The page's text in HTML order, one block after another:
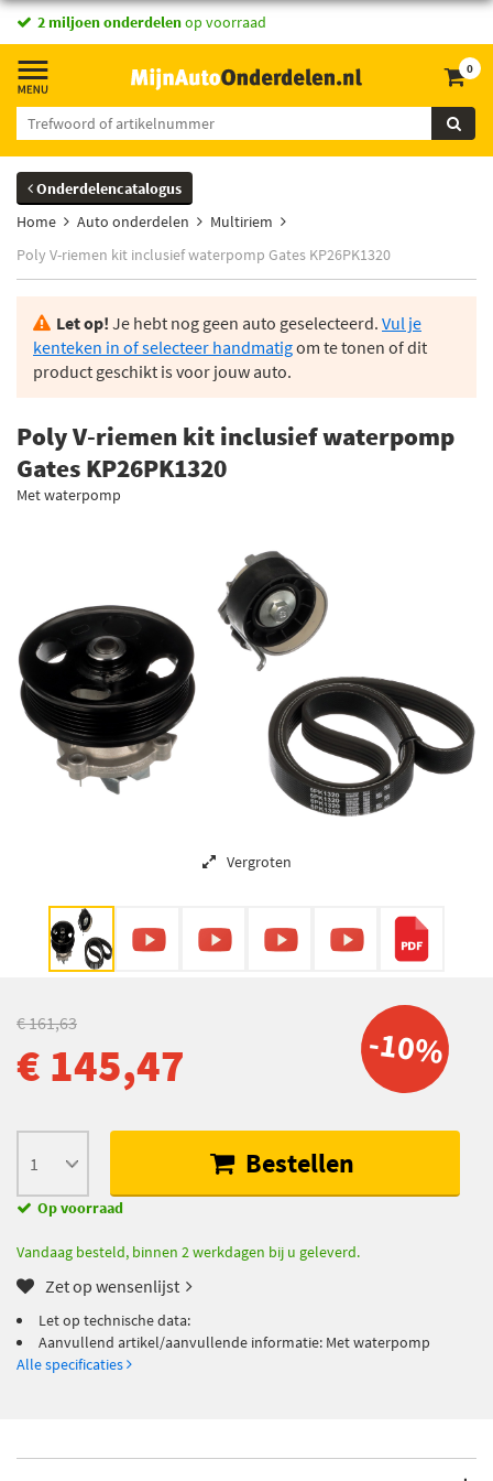
2 miljoen onderdelenop voorraad
0
Onderdelencatalogus
Home
Auto onderdelen
Multiriem
Poly V-riemen kit inclusief waterpomp Gates KP26PK1320
Let op! Je hebt nog geen auto geselecteerd. Vul je
kenteken in of selecteer handmatigom te tonen of dit
product geschikt is voor jouw auto.
Poly V-riemen kit inclusief waterpomp
Gates KP26PK1320
Met waterpomp
Vergroten
-10%
€ 161,63
€ 145,47
Bestellen
Op voorraad
Vandaag besteld, binnen 2 werkdagen bij u geleverd.
Zet op wensenlijst
Let op technische data:
Aanvullend artikel/aanvullende informatie: Met waterpomp
Alle specificaties